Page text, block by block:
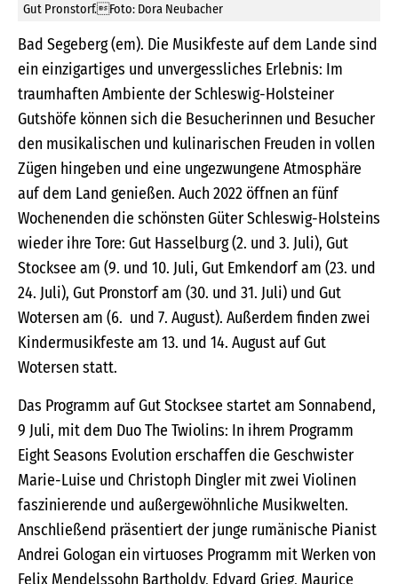
Gut Pronstorf.Foto: Dora Neubacher
Bad Segeberg (em). Die Musikfeste auf dem Lande sind
ein einzigartiges und unvergessliches Erlebnis: Im
traumhaften Ambiente der Schleswig-Holsteiner
Gutshöfe können sich die Besucherinnen und Besucher
den musikalischen und kulinarischen Freuden in vollen
Zügen hingeben und eine ungezwungene Atmosphäre
auf dem Land genießen. Auch 2022 öffnen an fünf
Wochenenden die schönsten Güter Schleswig-Holsteins
wieder ihre Tore: Gut Hasselburg (2. und 3. Juli), Gut
Stocksee am (9. und 10. Juli, Gut Emkendorf am (23. und
24. Juli), Gut Pronstorf am (30. und 31. Juli) und Gut
Wotersen am (6. und 7. August). Außerdem finden zwei
Kindermusikfeste am 13. und 14. August auf Gut
Wotersen statt.
Das Programm auf Gut Stocksee startet am Sonnabend,
9 Juli, mit dem Duo The Twiolins: In ihrem Programm
Eight Seasons Evolution erschaffen die Geschwister
Marie-Luise und Christoph Dingler mit zwei Violinen
faszinierende und außergewöhnliche Musikwelten.
Anschließend präsentiert der junge rumänische Pianist
Andrei Gologan ein virtuoses Programm mit Werken von
Felix Mendelssohn Bartholdy, Edvard Grieg, Maurice